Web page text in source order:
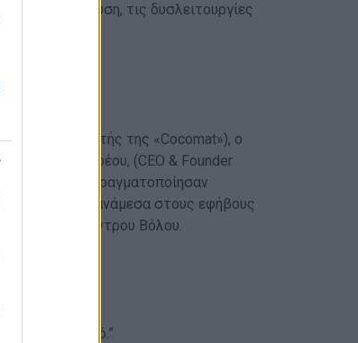
εκπαίδευση, τις δυσλειτουργίες
(Ιδρυτής της «Cocomat»), ο
Παπανδρέου, (CEO & Founder
Project»), πραγματοποίησαν
διάλογο ανάμεσα στους εφήβους
Κέντρου Βόλου.
διαφορετικό.”